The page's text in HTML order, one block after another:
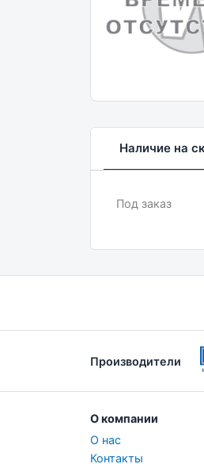
Наличие на
Под заказ
Производители
О компании
О нас
Контакты